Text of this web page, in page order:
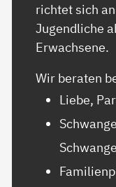
richtet sich an
Jugendliche
Erwachsene.
Wir beraten
Liebe,